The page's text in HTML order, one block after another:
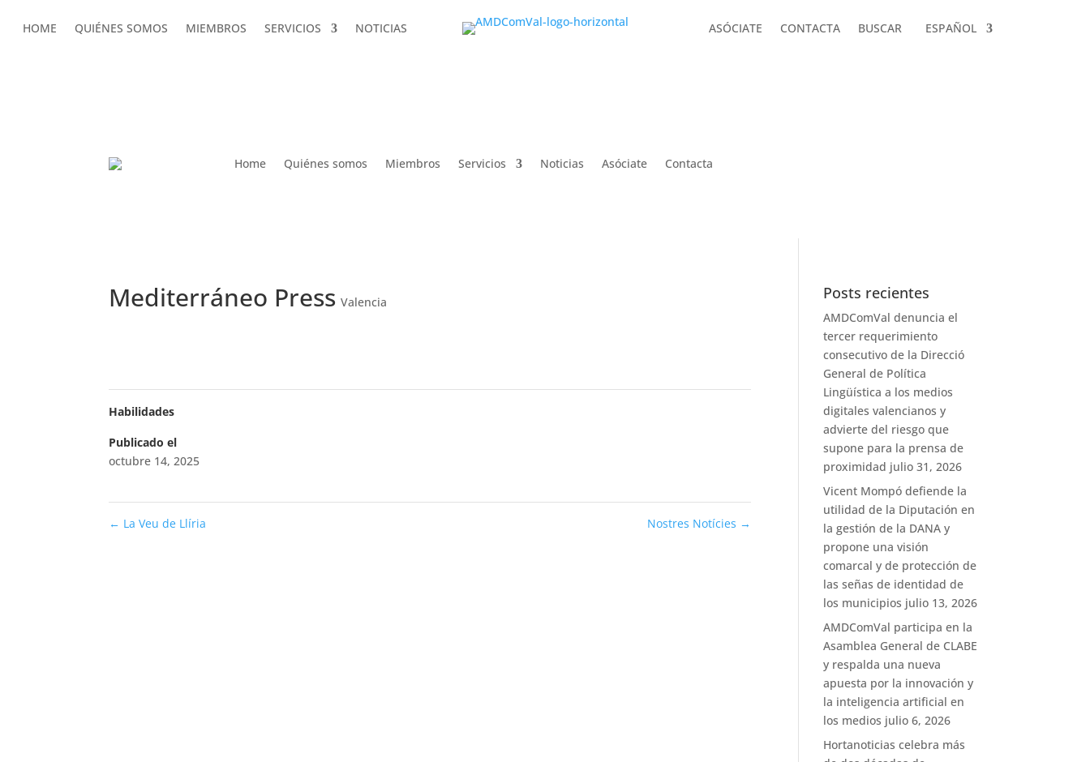
HOME QUIÉNES SOMOS MIEMBROS SERVICIOS NOTICIAS ASÓCIATE CONTACTA BUSCAR
ESPAÑOL
Home Quiénes somos Miembros Servicios Noticias Asóciate Contacta
Mediterráneo Press Valencia
Habilidades
Publicado el
octubre 14, 2025
← La Veu de Llíria Nostres Notícies →
Posts recientes
AMDComVal denuncia el
tercer requerimiento
consecutivo de la Direcció
General de Política
Lingüística a los medios
digitales valencianos y
advierte del riesgo que
supone para la prensa de
proximidad julio 31, 2026
Vicent Mompó defiende la
utilidad de la Diputación en
la gestión de la DANA y
propone una visión
comarcal y de protección de
las señas de identidad de
los municipios julio 13, 2026
AMDComVal participa en la
Asamblea General de CLABE
y respalda una nueva
apuesta por la innovación y
la inteligencia artificial en
los medios julio 6, 2026
Hortanoticias celebra más